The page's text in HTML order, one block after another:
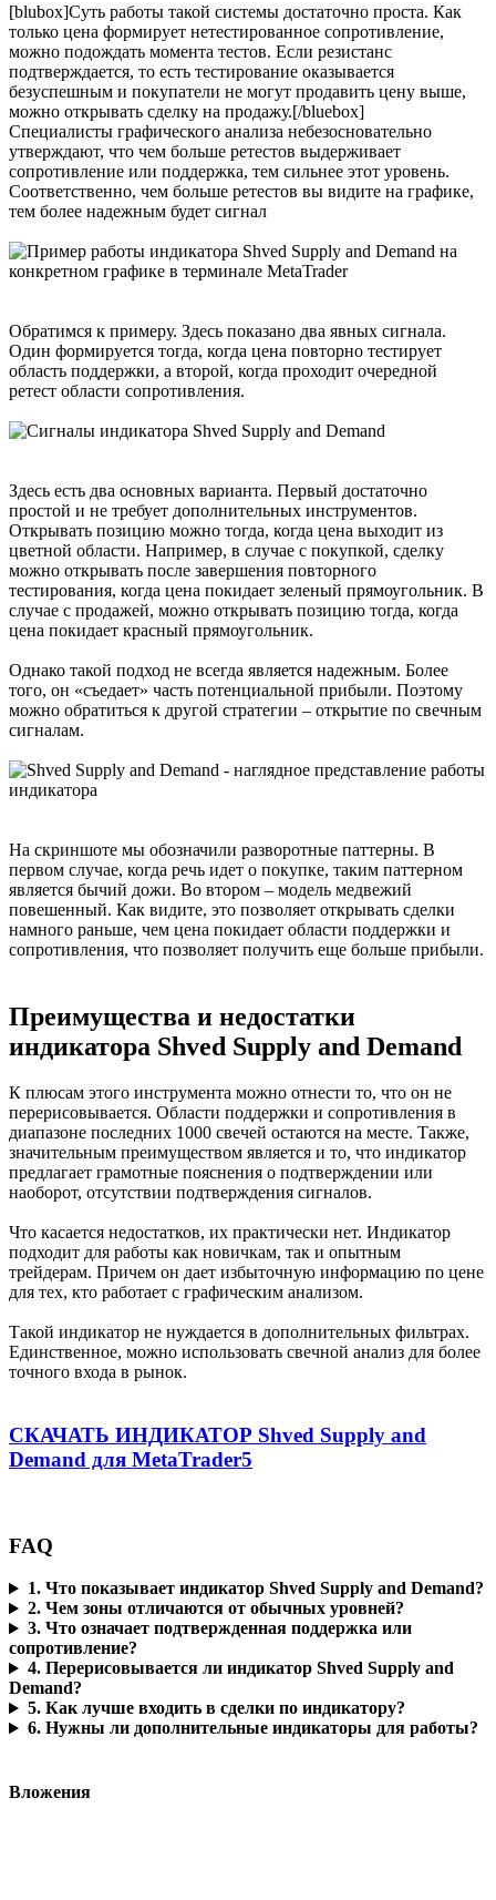
[blubox]Суть работы такой системы достаточно проста. Как
только цена формирует нетестированное сопротивление,
можно подождать момента тестов. Если резистанс
подтверждается, то есть тестирование оказывается
безуспешным и покупатели не могут продавить цену выше,
можно открывать сделку на продажу.[/bluebox]
Специалисты графического анализа небезосновательно
утверждают, что чем больше ретестов выдерживает
сопротивление или поддержка, тем сильнее этот уровень.
Соответственно, чем больше ретестов вы видите на графике,
тем более надежным будет сигнал
Обратимся к примеру. Здесь показано два явных сигнала.
Один формируется тогда, когда цена повторно тестирует
область поддержки, а второй, когда проходит очередной
ретест области сопротивления.
Здесь есть два основных варианта. Первый достаточно
простой и не требует дополнительных инструментов.
Открывать позицию можно тогда, когда цена выходит из
цветной области. Например, в случае с покупкой, сделку
можно открывать после завершения повторного
тестирования, когда цена покидает зеленый прямоугольник. В
случае с продажей, можно открывать позицию тогда, когда
цена покидает красный прямоугольник.
Однако такой подход не всегда является надежным. Более
того, он «съедает» часть потенциальной прибыли. Поэтому
можно обратиться к другой стратегии – открытие по свечным
сигналам.
На скриншоте мы обозначили разворотные паттерны. В
первом случае, когда речь идет о покупке, таким паттерном
является бычий дожи. Во втором – модель медвежий
повешенный. Как видите, это позволяет открывать сделки
намного раньше, чем цена покидает области поддержки и
сопротивления, что позволяет получить еще больше прибыли.
Преимущества и недостатки
индикатора Shved Supply and Demand​
К плюсам этого инструмента можно отнести то, что он не
перерисовывается. Области поддержки и сопротивления в
диапазоне последних 1000 свечей остаются на месте. Также,
значительным преимуществом является и то, что индикатор
предлагает грамотные пояснения о подтверждении или
наоборот, отсутствии подтверждения сигналов.
Что касается недостатков, их практически нет. Индикатор
подходит для работы как новичкам, так и опытным
трейдерам. Причем он дает избыточную информацию по цене
для тех, кто работает с графическим анализом.
Такой индикатор не нуждается в дополнительных фильтрах.
Единственное, можно использовать свечной анализ для более
точного входа в рынок.
СКАЧАТЬ ИНДИКАТОР Shved Supply and
Demand для MetaTrader5
FAQ​
1. Что показывает индикатор Shved Supply and Demand?
2. Чем зоны отличаются от обычных уровней?
3. Что означает подтвержденная поддержка или
сопротивление?
4. Перерисовывается ли индикатор Shved Supply and
Demand?
5. Как лучше входить в сделки по индикатору?
6. Нужны ли дополнительные индикаторы для работы?
Вложения